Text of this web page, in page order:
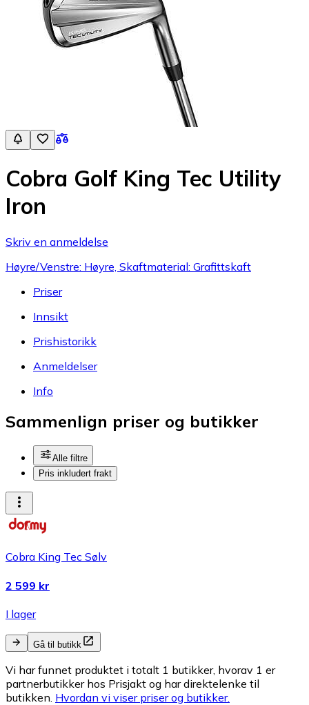
Cobra Golf King Tec Utility
Iron
Skriv en anmeldelse
Høyre/Venstre: Høyre, Skaftmaterial: Grafittskaft
Priser
Innsikt
Prishistorikk
Anmeldelser
Info
Sammenlign priser og butikker
Alle filtre
Pris inkludert frakt
Cobra King Tec Sølv
2 599 kr
I lager
Gå til butikk
Vi har funnet produktet i totalt 1 butikker, hvorav 1 er
partnerbutikker hos Prisjakt og har direktelenke til
butikken. Hvordan vi viser priser og butikker.